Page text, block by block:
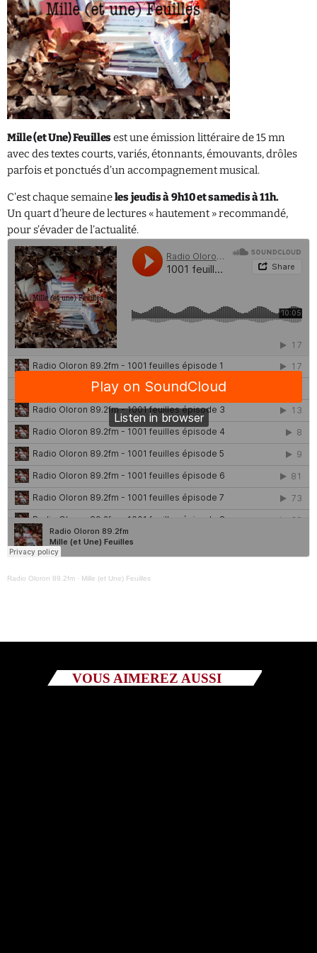
QUI SOMMES NOUS ?
CONTACT
ADHÉRER OU SOUTENIR
Archives
juillet 2026
octobre 2025
septembre 2025
août 2025
Catégories
Non catégorisé
Sports
Mille (et Une) Feuillesest une émission littéraire de 15 mn
avec des textes courts, variés, étonnants, émouvants, drôles
parfois et ponctués d’un accompagnement musical.
C’est chaque semaineles jeudis à 9h10 et samedis à 11h.
Un quart d’heure de lectures « hautement » recommandé,
pour s’évader de l’actualité.
Radio Oloron 89.2fm · Mille (et Une) Feuilles
VOUS AIMEREZ AUSSI